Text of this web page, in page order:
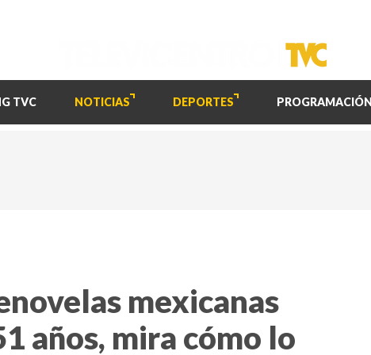
TVC NOTICIAS DEPORTES PROGRAMACIÓN
mexicanas
años, mira cómo lo